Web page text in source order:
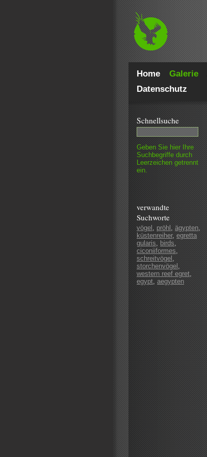
Home Galerie
Datenschutz
Schnell­suche
Geben Sie hier Ihre
Such­begriffe durch
Leer­zeichen getrennt
ein.
verwandte
Suchworte
vögel , pröhl , ägypten,
küstenreiher, egretta
gularis, birds,
ciconiiformes,
schreitvögel ,
storchenvögel ,
western reef egret,
egypt, aegypten